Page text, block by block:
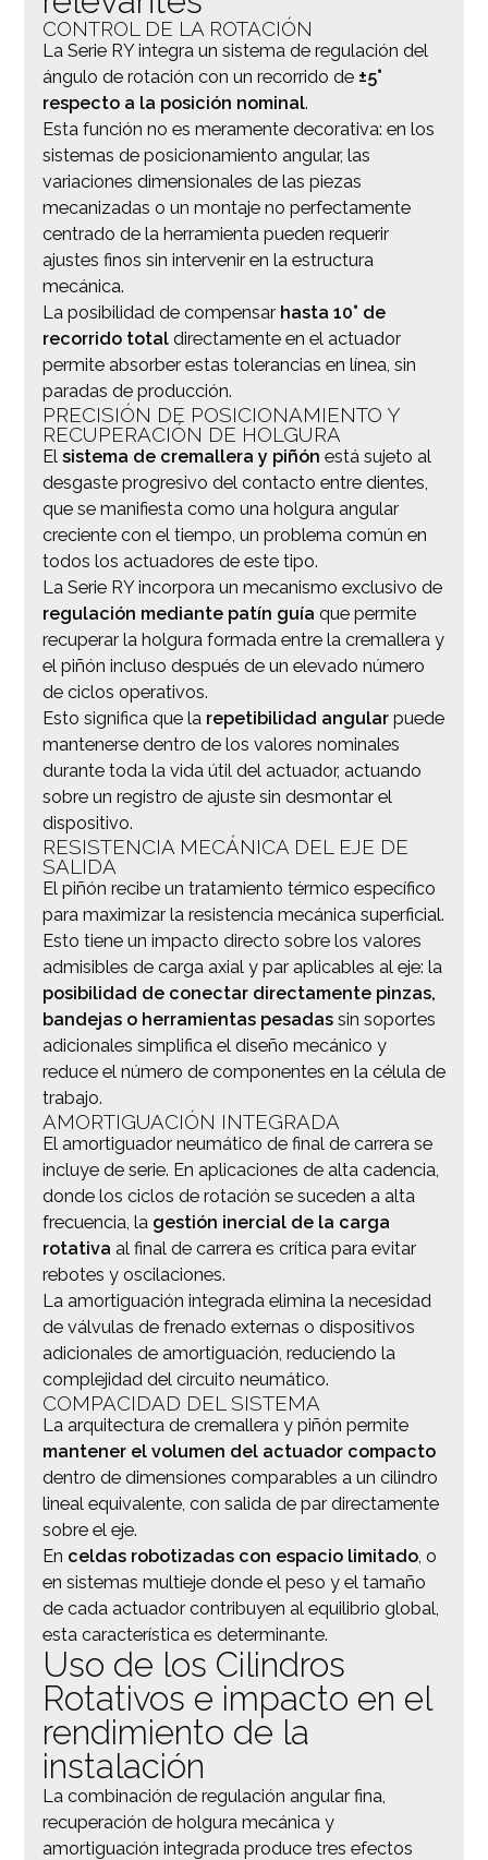
CONTROL DE LA ROTACIÓN
La Serie RY integra un sistema de regulación del
ángulo de rotación con un recorrido de ±5°
respecto a la posición nominal.
Esta función no es meramente decorativa: en los
sistemas de posicionamiento angular, las
variaciones dimensionales de las piezas
mecanizadas o un montaje no perfectamente
centrado de la herramienta pueden requerir
ajustes finos sin intervenir en la estructura
mecánica.
La posibilidad de compensar hasta 10° de
recorrido totaldirectamente en el actuador
permite absorber estas tolerancias en línea, sin
paradas de producción.
PRECISIÓN DE POSICIONAMIENTO Y
RECUPERACIÓN DE HOLGURA
El sistema de cremallera y piñón está sujeto al
desgaste progresivo del contacto entre dientes,
que se manifiesta como una holgura angular
creciente con el tiempo, un problema común en
todos los actuadores de este tipo.
La Serie RY incorpora un mecanismo exclusivo de
regulación mediante patín guía que permite
recuperar la holgura formada entre la cremallera y
el piñón incluso después de un elevado número
de ciclos operativos.
Esto significa que la repetibilidad angularpuede
mantenerse dentro de los valores nominales
durante toda la vida útil del actuador, actuando
sobre un registro de ajuste sin desmontar el
dispositivo.
RESISTENCIA MECÁNICA DEL EJE DE
SALIDA
El piñón recibe un tratamiento térmico específico
para maximizar la resistencia mecánica superficial.
Esto tiene un impacto directo sobre los valores
admisibles de carga axial y par aplicables al eje: la
posibilidad de conectar directamente pinzas,
bandejas o herramientas pesadassin soportes
adicionales simplifica el diseño mecánico y
reduce el número de componentes en la célula de
trabajo.
AMORTIGUACIÓN INTEGRADA
El amortiguador neumático de final de carrera se
incluye de serie. En aplicaciones de alta cadencia,
donde los ciclos de rotación se suceden a alta
frecuencia, la gestión inercial de la carga
rotativa al final de carrera es crítica para evitar
rebotes y oscilaciones.
La amortiguación integrada elimina la necesidad
de válvulas de frenado externas o dispositivos
adicionales de amortiguación, reduciendo la
complejidad del circuito neumático.
COMPACIDAD DEL SISTEMA
La arquitectura de cremallera y piñón permite
mantener el volumen del actuador compacto
dentro de dimensiones comparables a un cilindro
lineal equivalente, con salida de par directamente
sobre el eje.
En celdas robotizadas con espacio limitado, o
en sistemas multieje donde el peso y el tamaño
de cada actuador contribuyen al equilibrio global,
esta característica es determinante.
Uso de los Cilindros
Rotativos e impacto en el
rendimiento de la
instalación
La combinación de regulación angular fina,
recuperación de holgura mecánica y
amortiguación integrada produce tres efectos